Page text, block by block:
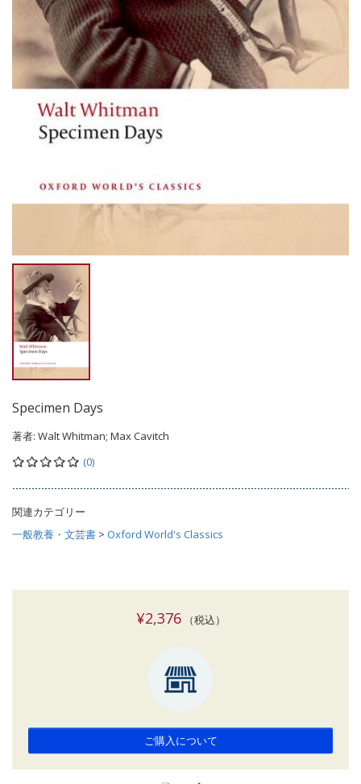
Specimen Days
著者: Walt Whitman; Max Cavitch
(0)
関連カテゴリー
一般教養・文芸書 > Oxford World's Classics
¥2,376（税込）
ご購入について